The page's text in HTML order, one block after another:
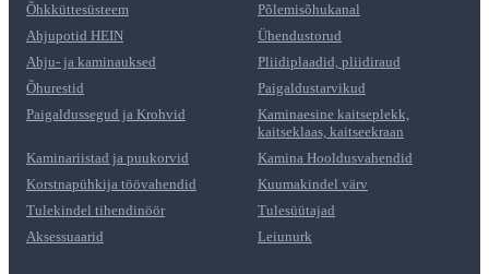
Õhkküttesüsteem
Põlemisõhukanal
Ahjupotid HEIN
Ühendustorud
Ahju- ja kaminauksed
Pliidiplaadid, pliidiraud
Õhurestid
Paigaldustarvikud
Paigaldussegud ja Krohvid
Kaminaesine kaitseplekk,
kaitseklaas, kaitseekraan
Kaminariistad ja puukorvid
Kamina Hooldusvahendid
Korstnapühkija töövahendid
Kuumakindel värv
Tulekindel tihendinöör
Tulesüütajad
Aksessuaarid
Leiunurk